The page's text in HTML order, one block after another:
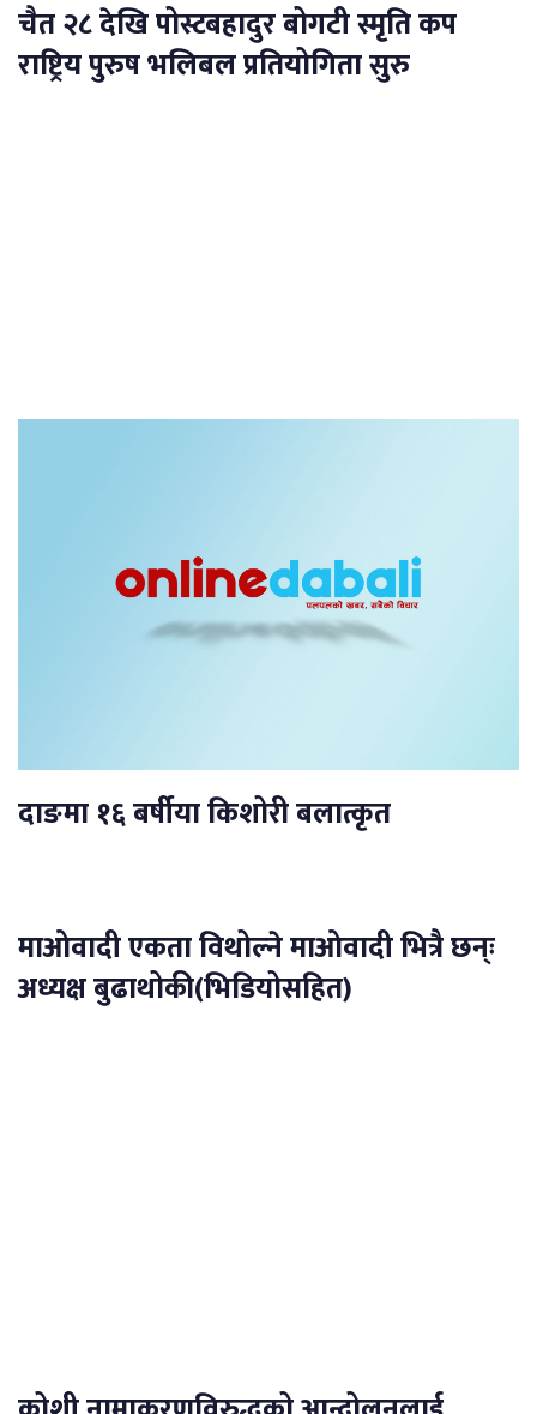
चैत २८ देखि पोस्टबहादुर बोगटी स्मृति कप
राष्ट्रिय पुरुष भलिबल प्रतियोगिता सुरु
दाङमा १६ बर्षीया किशोरी बलात्कृत
माओवादी एकता विथोल्ने माओवादी भित्रै छन्ः
अध्यक्ष बुढाथोकी(भिडियोसहित)